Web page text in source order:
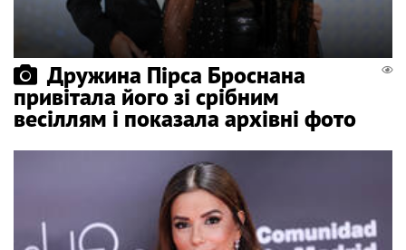
Дружина Пірса Броснана
привітала його зі срібним
весіллям і показала архівні фото